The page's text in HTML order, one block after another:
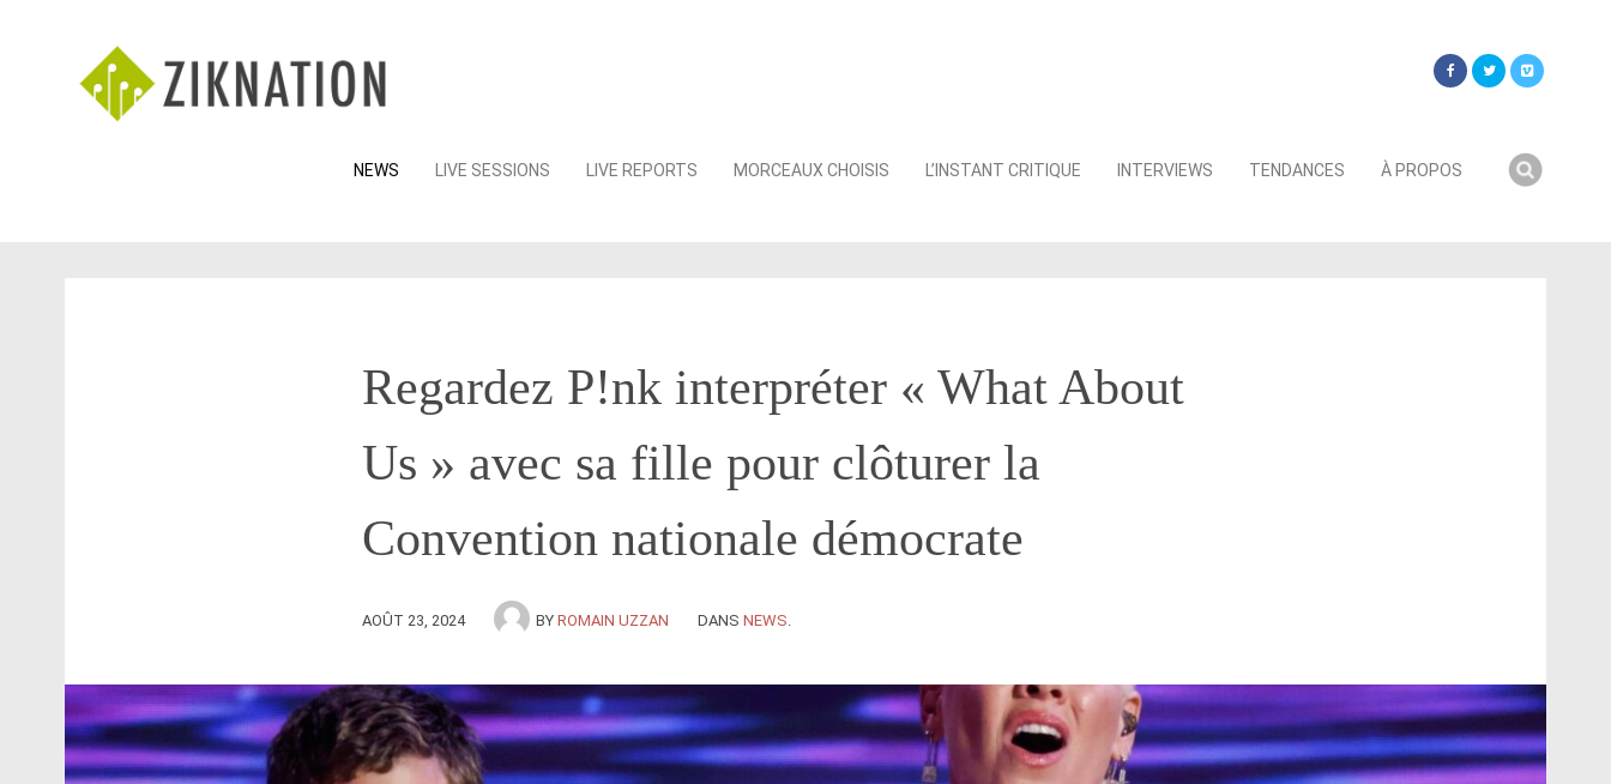
Skip
NEWS LIVE SESSIONS LIVE REPORTS MORCEAUX CHOISIS L’INSTANT CRITIQUE INTERVIEWS TENDANCES À PROPOS
Regardez P!nk interpréter « What About
Us » avec sa fille pour clôturer la
Convention nationale démocrate
AOÛT 23, 2024 BY ROMAIN UZZAN DANS NEWS